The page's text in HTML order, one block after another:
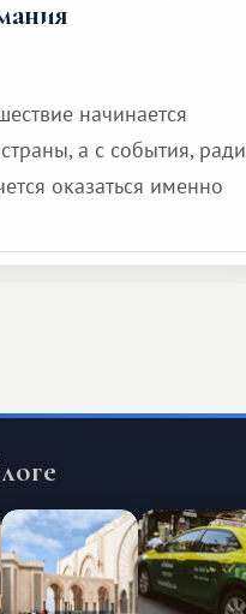
начинается
а с события, ради
оказаться именно